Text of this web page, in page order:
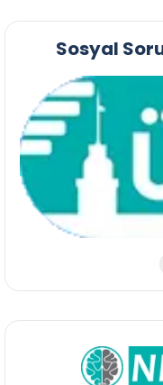
Sosyal